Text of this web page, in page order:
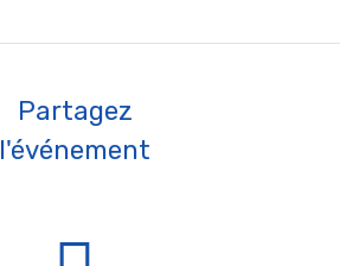
Partagez
l'événement